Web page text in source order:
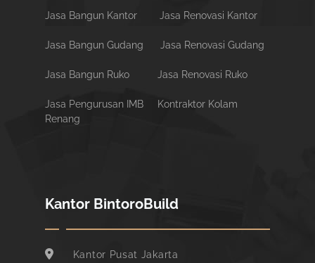
Jasa Bangun Kantor Jasa Renovasi Kantor
Jasa Bangun Gudang Jasa Renovasi Gudang
Jasa Bangun Ruko Jasa Renovasi Ruko
Jasa Pengurusan IMB
Kontraktor Kolam
Renang
Kantor BintoroBuild
Kantor Pusat Jakarta